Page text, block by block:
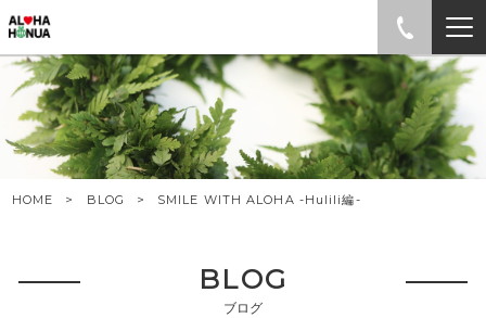
BLOG
ブログ
HOME BLOG SMILE WITH ALOHA -Hulili編-